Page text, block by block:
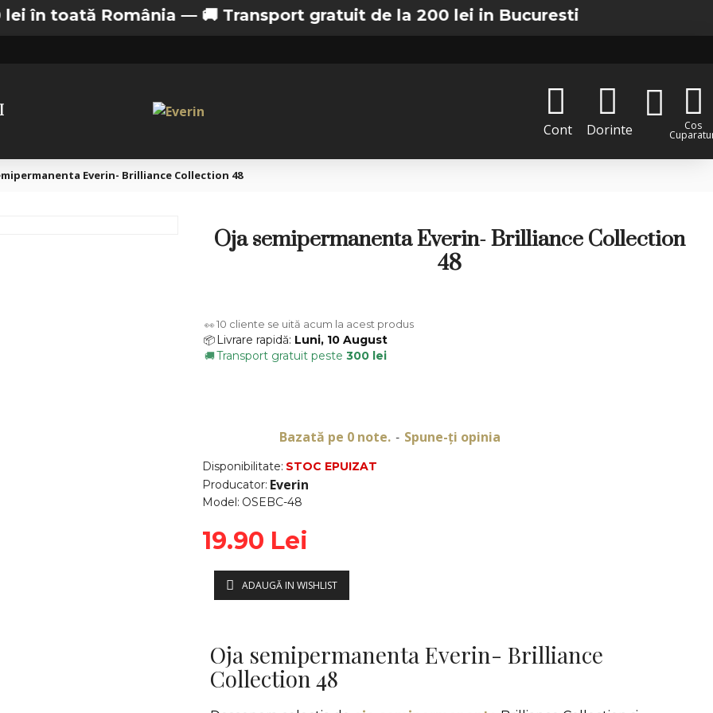
România —🚚 Transport gratuit de la 200 lei in Bucuresti
Cont
Dorinte Cos
Everin- Brilliance Collection 48
Oja semipermanenta Everin- Brilliance Collection
48
Disponibilitate: STOC EPUIZAT
Producator: Everin
Model: OSEBC-48
Bazată pe 0 note. - Spune-ţi opinia
19.90 Lei
ADAUGĂ IN WISHLIST
👀6cliente se uită acum la acest produs
📦 Livrare rapidă: Luni, 10 August
🚚Transport gratuit peste 300 lei
Oja semipermanenta Everin- Brilliance
Collection 48